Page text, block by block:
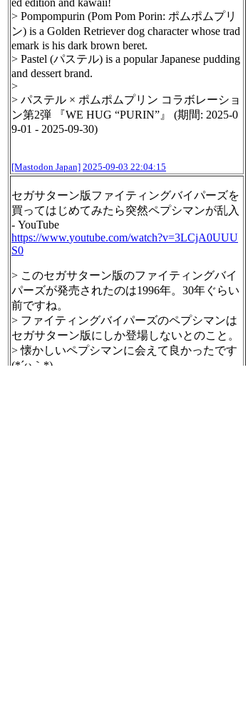
ed edition and kawaii!
> Pompompurin (Pom Pom Porin: ポムポムプリ
ン) is a Golden Retriever dog character whose trad
emark is his dark brown beret.
> Pastel (パステル) is a popular Japanese pudding
and dessert brand.
>
> パステル × ポムポムプリン コラボレーショ
ン第2弾 『WE HUG “PURIN”』 (期間: 2025-0
9-01 - 2025-09-30)
[Mastodon Japan] 2025-09-03 22:04:15
セガサターン版ファイティングバイパーズを
買ってはじめてみたら突然ペプシマンが乱入
- YouTube
https://www.youtube.com/watch?v=3LCjA0UUU
S0
> このセガサターン版のファイティングバイ
パーズが発売されたのは1996年。30年ぐらい
前ですね。
> ファイティングバイパーズのペプシマンは
セガサターン版にしか登場しないとのこと。
> 懐かしいペプシマンに会えて良かったです
(*´ω｀*)